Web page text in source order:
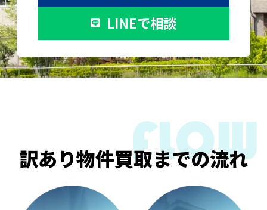
LINEで相談
訳あり物件買取までの流れ